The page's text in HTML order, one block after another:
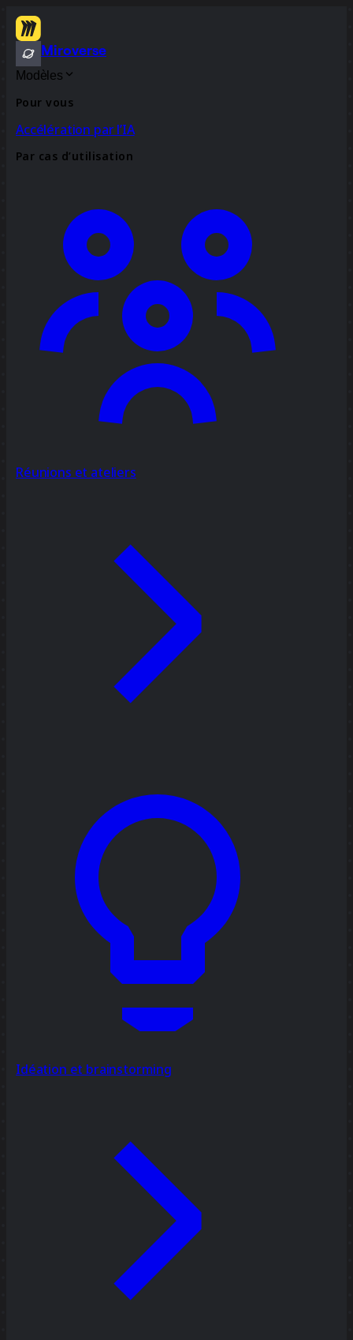
Miroverse
Modèles
Pour vous
Accélération par l’IA
Par cas d’utilisation
Réunions et ateliers
Idéation et brainstorming